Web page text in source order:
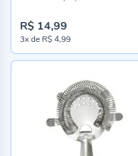
R$ 14,99
3xde R$ 4,99